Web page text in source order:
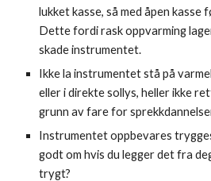
lukket kasse, så med åpen kasse
Dette fordi rask oppvarming
skade instrumentet.
Ikke la instrumentet stå på
eller i direkte sollys, heller ikke
grunn av fare for
Instrumentet oppbevares
godt om hvis du legger det fra
trygt?